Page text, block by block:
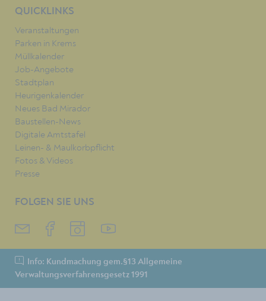
QUICKLINKS
Veranstaltungen
Parken in Krems
Müllkalender
Job-Angebote
Stadtplan
Heurigenkalender
Neues Bad Mirador
Baustellen-News
Digitale Amtstafel
Leinen- & Maulkorbpflicht
Fotos & Videos
Presse
FOLGEN SIE UNS
Info: Kundmachung gem.§13 Allgemeine
Verwaltungsverfahrensgesetz 1991